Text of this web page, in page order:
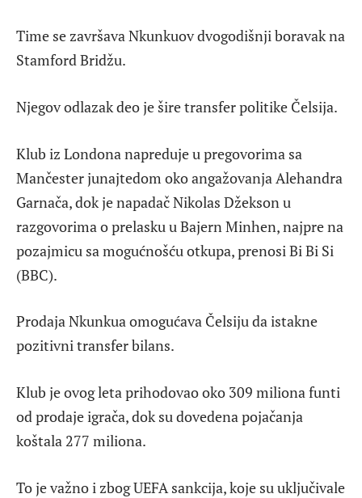
Time se završava Nkunkuov dvogodišnji boravak na
Stamford Bridžu.
Njegov odlazak deo je šire transfer politike Čelsija.
Klub iz Londona napreduje u pregovorima sa
Mančester junajtedom oko angažovanja Alehandra
Garnača, dok je napadač Nikolas Džekson u
razgovorima o prelasku u Bajern Minhen, najpre na
pozajmicu sa mogućnošću otkupa, prenosi Bi Bi Si
(BBC).
Prodaja Nkunkua omogućava Čelsiju da istakne
pozitivni transfer bilans.
Klub je ovog leta prihodovao oko 309 miliona funti
od prodaje igrača, dok su dovedena pojačanja
koštala 277 miliona.
To je važno i zbog UEFA sankcija, koje su uključivale